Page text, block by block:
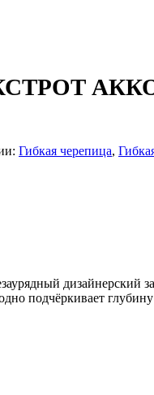
Гибкая черепица,
дизайнерский
подчёркивает